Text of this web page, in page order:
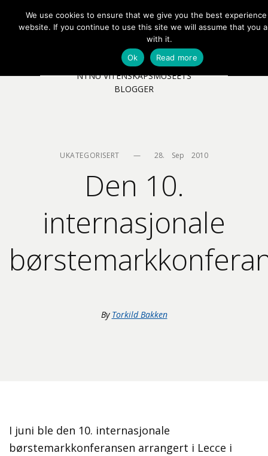
MENY EN NB
NTNU VITENSKAPSMUSEETS
BLOGGER
UKATEGORISERT — 28.    Sep    2010
Den 10.
internasjonale
By Torkild Bakken
I juni ble den 10. internasjonale
børstemarkkonferansen arrangert i Lecce i
We use cookies to ensure that we give you the best
website. If you continue to use this site we will assume that you
with it.
Ok
Read more